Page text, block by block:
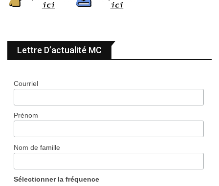
Lettre D’actualité MC
Courriel
Prénom
Nom de famille
Sélectionner la fréquence